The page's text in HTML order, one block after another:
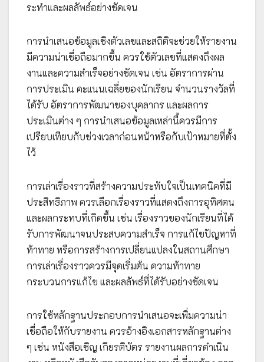
ระทำและผลลัพธ์อย่างชัดเจน
การนำเสนอข้อมูลเชิงตัวเลขและสถิติจะช่วยให้รายงาน
มีความน่าเชื่อถือมากขึ้น ควรใช้ตัวเลขที่แสดงถึงผล
งานและความสำเร็จอย่างชัดเจน เช่น อัตราการผ่าน
การประเมิน คะแนนเฉลี่ยของนักเรียน จำนวนรางวัลที่
ได้รับ อัตราการพัฒนาของบุคลากร และผลการ
ประเมินต่าง ๆ การนำเสนอข้อมูลเหล่านี้ควรมีการ
เปรียบเทียบกับช่วงเวลาก่อนหน้าหรือกับเป้าหมายที่ตั้ง
ไว้
การเล่าเรื่องราวที่สร้างความประทับใจเป็นเทคนิคที่มี
ประสิทธิภาพ ควรเลือกเรื่องราวที่แสดงถึงการอุทิศตน
และผลกระทบที่เกิดขึ้น เช่น เรื่องราวของนักเรียนที่ได้
รับการพัฒนาจนประสบความสำเร็จ การแก้ไขปัญหาที่
ท้าทาย หรือการสร้างการเปลี่ยนแปลงในสถานศึกษา
การเล่าเรื่องราวควรมีจุดเริ่มต้น ความท้าทาย
กระบวนการแก้ไข และผลลัพธ์ที่ได้รับอย่างชัดเจน
การใช้หลักฐานประกอบการนำเสนอจะเพิ่มความน่า
เชื่อถือให้กับรายงาน ควรอ้างอิงเอกสารหลักฐานต่าง
ๆ เช่น หนังสือเชิญ เกียรติบัตร รายงานผลการดำเนิน